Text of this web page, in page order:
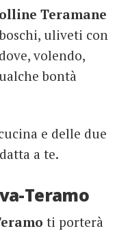
Teramane
uliveti con
volendo,
bontà
e delle due
a te.
Teramo
ti porterà